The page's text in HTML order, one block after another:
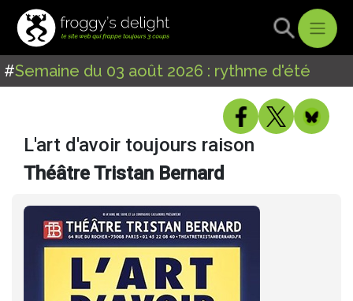
#Semaine du 03 août 2026 : rythme d'été
L'art d'avoir toujours raison
Théâtre Tristan Bernard